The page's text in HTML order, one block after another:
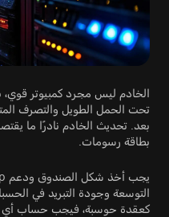
الخادم ليس مجرد كمبيوتر قوي،
تحت الحمل الطويل والتصرف
بعد. تحديث الخادم نادرًا ما
بطاقة رسومات.
التوسعة وجودة التبريد في
كعقدة حوسبة، فيجب حساب أي